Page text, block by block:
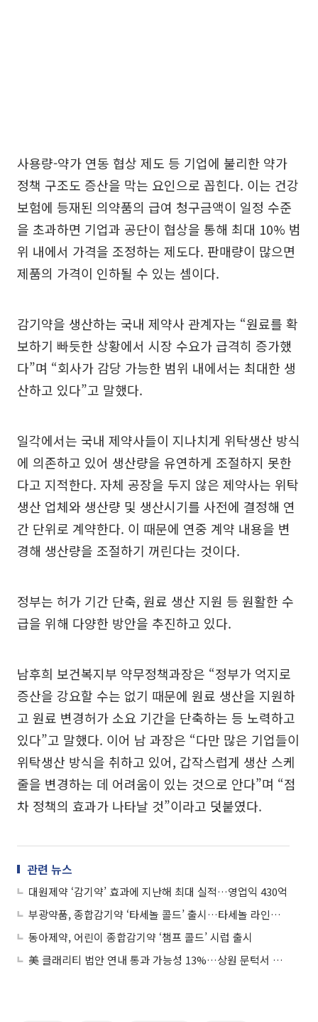
사용량-약가 연동 협상 제도 등 기업에 불리한 약가
정책 구조도 증산을 막는 요인으로 꼽힌다. 이는 건강
보험에 등재된 의약품의 급여 청구금액이 일정 수준
을 초과하면 기업과 공단이 협상을 통해 최대 10% 범
위 내에서 가격을 조정하는 제도다. 판매량이 많으면
제품의 가격이 인하될 수 있는 셈이다.
감기약을 생산하는 국내 제약사 관계자는 “원료를 확
보하기 빠듯한 상황에서 시장 수요가 급격히 증가했
다”며 “회사가 감당 가능한 범위 내에서는 최대한 생
산하고 있다”고 말했다.
일각에서는 국내 제약사들이 지나치게 위탁생산 방식
에 의존하고 있어 생산량을 유연하게 조절하지 못한
다고 지적한다. 자체 공장을 두지 않은 제약사는 위탁
생산 업체와 생산량 및 생산시기를 사전에 결정해 연
간 단위로 계약한다. 이 때문에 연중 계약 내용을 변
경해 생산량을 조절하기 꺼린다는 것이다.
정부는 허가 기간 단축, 원료 생산 지원 등 원활한 수
급을 위해 다양한 방안을 추진하고 있다.
남후희 보건복지부 약무정책과장은 “정부가 억지로
증산을 강요할 수는 없기 때문에 원료 생산을 지원하
고 원료 변경허가 소요 기간을 단축하는 등 노력하고
있다”고 말했다. 이어 남 과장은 “다만 많은 기업들이
위탁생산 방식을 취하고 있어, 갑작스럽게 생산 스케
줄을 변경하는 데 어려움이 있는 것으로 안다”며 “점
차 정책의 효과가 나타날 것”이라고 덧붙였다.
관련 뉴스
대원제약 ‘감기약’ 효과에 지난해 최대 실적…영업익 430억
부광약품, 종합감기약 ‘타세놀 콜드’ 출시…타세놀 라인업 강화
동아제약, 어린이 종합감기약 ‘챔프 콜드’ 시럽 출시
美 클래리티 법안 연내 통과 가능성 13%…상원 문턱서 제동